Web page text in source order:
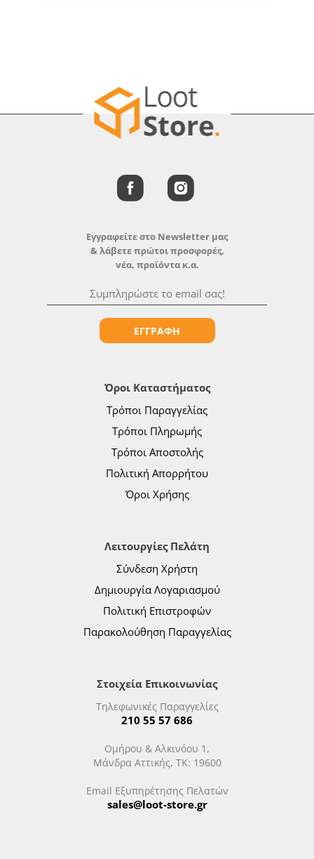
Όροι Καταστήματος
Τρόποι Παραγγελίας
Τρόποι Πληρωμής
Τρόποι Αποστολής
Πολιτική Απορρήτου
Όροι Χρήσης
Λειτουργίες Πελάτη
Σύνδεση Χρήστη
Δημιουργία Λογαριασμού
Πολιτική Επιστροφών
Παρακολούθηση Παραγγελίας
Στοιχεία Επικοινωνίας
Τηλεφωνικές Παραγγελίες
210 55 57 686
Ομήρου & Αλκινόου 1,
Μάνδρα Αττικής, ΤΚ: 19600
Email Εξυπηρέτησης Πελατών
sales@loot-store.gr
Εγγραφείτε στο Newsletter μας
& λάβετε πρώτοι προσφορές,
νέα, προϊόντα κ.α.
ΕΓΓΡΑΦΗ